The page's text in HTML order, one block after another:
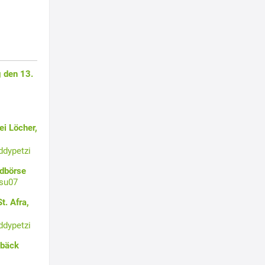
den 13.
Löcher,
Afra,